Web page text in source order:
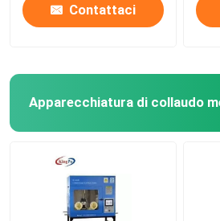
Contattaci
Apparecchiatura di collaudo